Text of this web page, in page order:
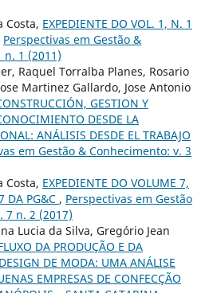
Costa, EXPEDIENTE DO VOL. 1, N. 1
Perspectivas em Gestão &
n. 1 (2011)
Raquel Torralba Planes, Rosario
Martinez Gallardo, Jose Antonio
GESTION Y
DESDE LA
ANÁLISIS DESDE EL TRABAJO
em Gestão & Conhecimento: v. 3
Costa, EXPEDIENTE DO VOLUME 7,
DA PG&C , Perspectivas em Gestão
7 n. 2 (2017)
Lucia da Silva, Gregório Jean
DA PRODUÇÃO E DA
DE MODA: UMA ANÁLISE
EMPRESAS DE CONFECÇÃO